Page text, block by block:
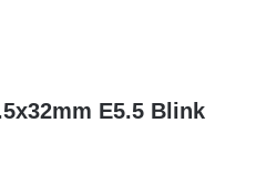
E5.5 Blink